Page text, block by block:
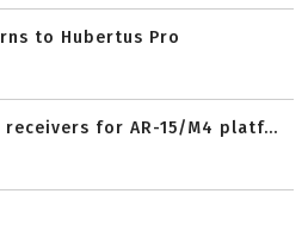
to Hubertus Pro
for AR-15/M4 platf...